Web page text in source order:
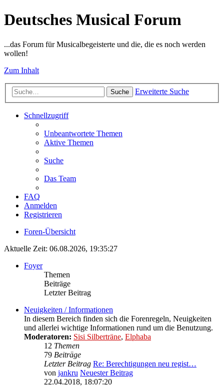
Deutsches Musical Forum
...das Forum für Musicalbegeisterte und die, die es noch werden
wollen!
Zum Inhalt
Suche Erweiterte Suche
Schnellzugriff
Unbeantwortete Themen
Aktive Themen
Suche
Das Team
FAQ
Anmelden
Registrieren
Foren-Übersicht
Aktuelle Zeit: 06.08.2026, 19:35:27
Foyer
Themen
Beiträge
Letzter Beitrag
Neuigkeiten / Informationen
In diesem Bereich finden sich die Forenregeln, Neuigkeiten
und allerlei wichtige Informationen rund um die Benutzung.
Moderatoren: Sisi Silberträne, Elphaba
12 Themen
79 Beiträge
Letzter Beitrag Re: Berechtigungen neu regist…
von jankru Neuester Beitrag
22.04.2018, 18:07:20